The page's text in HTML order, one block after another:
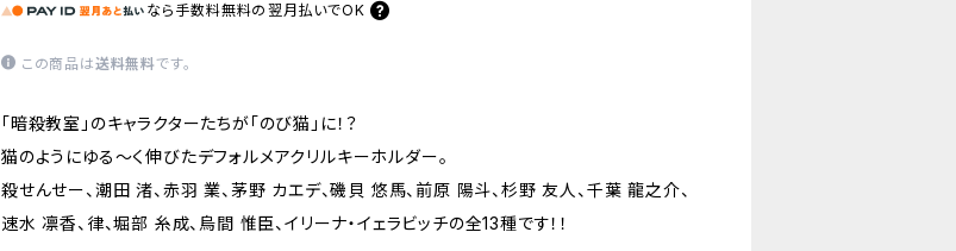
なら 手数料無料の 翌月払いでOK
この商品は送料無料です。
「暗殺教室」のキャラクターたちが「のび猫」に！？
猫のようにゆる〜く伸びたデフォルメアクリルキーホルダー。
殺せんせー、潮田 渚、赤羽 業、茅野 カエデ、磯貝 悠馬、前原 陽斗、杉野 友人、千葉 龍之介、
速水 凛香、律、堀部 糸成、烏間 惟臣、イリーナ・イェラビッチの全13種です！！